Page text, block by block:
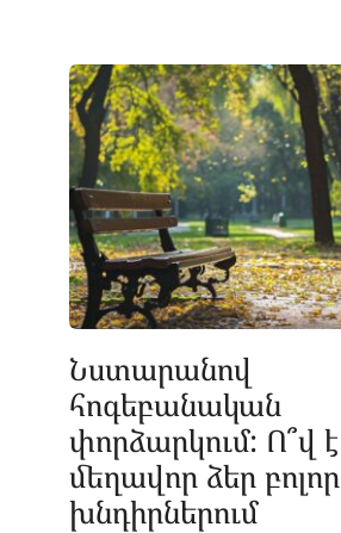
Նստարանով
հոգեբանական
փորձարկում: Ո՞վ է
մեղավոր ձեր բոլոր
խնդիրներում